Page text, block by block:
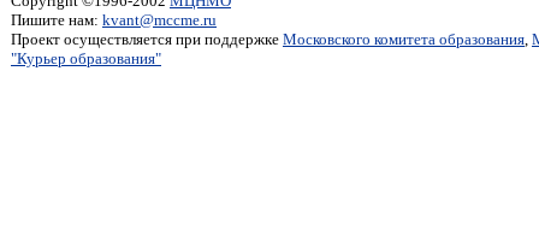
Пишите нам: kvant@mccme.ru
Проект осуществляется при поддержке Московского комитета образования,
"Курьер образования"